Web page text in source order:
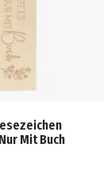
Mit Buch